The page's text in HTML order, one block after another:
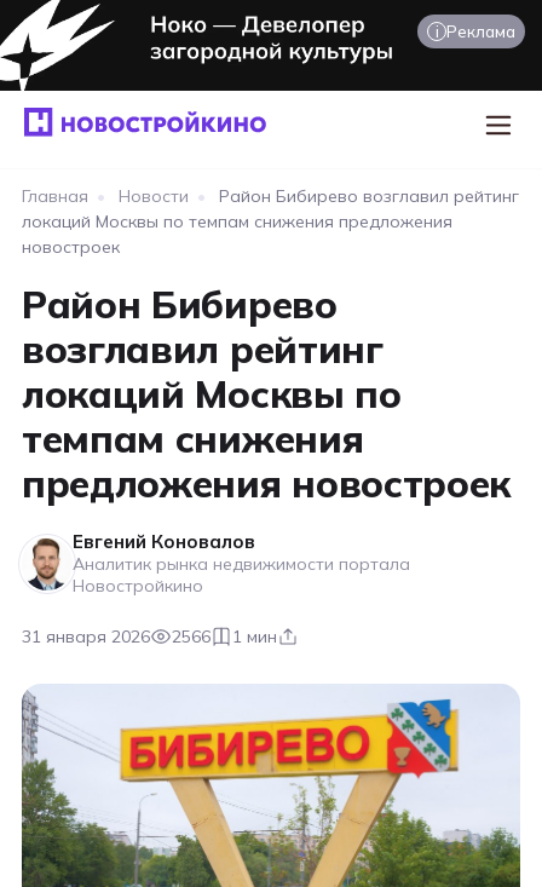
i Реклама
Главная • Новости •
Район Бибирево возглавил рейтинг
локаций Москвы по темпам снижения предложения
новостроек
Район Бибирево
возглавил рейтинг
локаций Москвы по
темпам снижения
предложения новостроек
Евгений Коновалов
Аналитик рынка недвижимости портала
Новостройкино
31 января 2026 2566 1 мин